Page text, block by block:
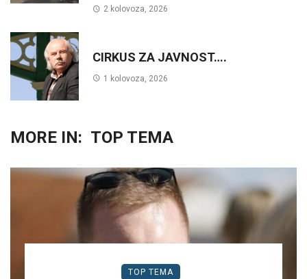
2 kolovoza, 2026
CIRKUS ZA JAVNOST….
1 kolovoza, 2026
MORE IN: TOP TEMA
TOP TEMA